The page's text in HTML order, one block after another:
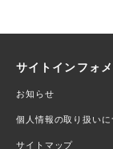
サイトインフォ
お知らせ
個人情報の取り扱いに
サイトマップ